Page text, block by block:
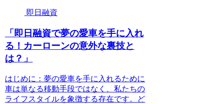
即日融資
「即日融資で夢の愛車を手に入れ
る！カーローンの意外な裏技と
は？」
はじめに：夢の愛車を手に入れるために
車は単なる移動手段ではなく、私たちの
ライフスタイルを象徴する存在です。ど